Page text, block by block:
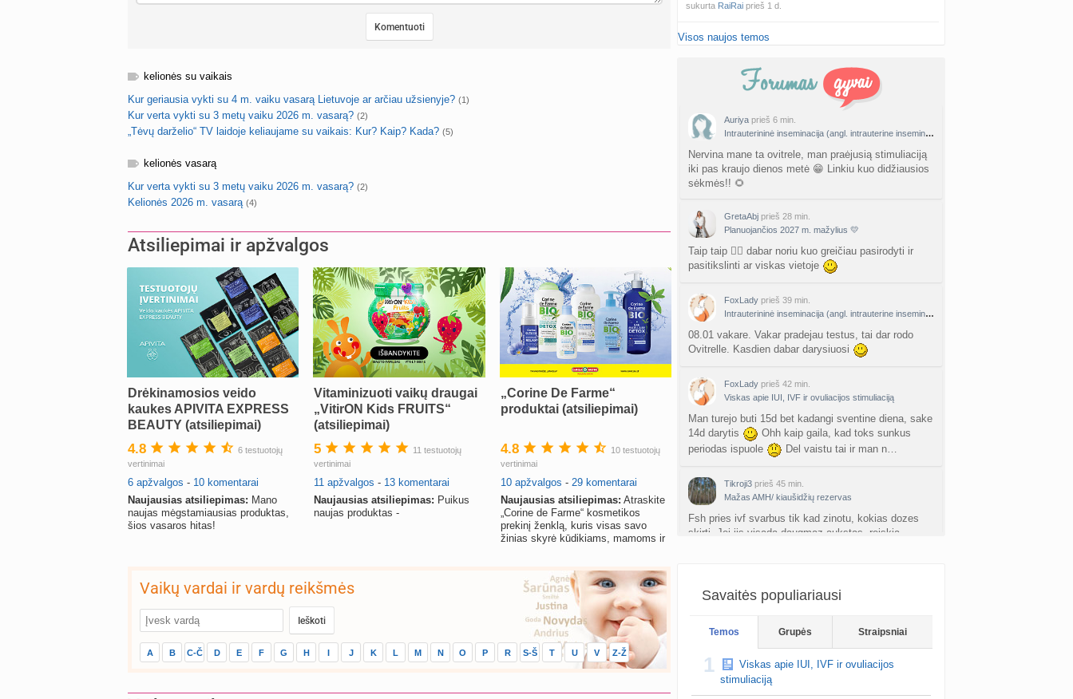
kelionės su vaikais
Kur geriausia vykti su 4 m. vaiku vasarą Lietuvoje ar arčiau užsienyje? (1)
Kur verta vykti su 3 metų vaiku 2026 m. vasarą? (2)
„Tėvų darželio“ TV laidoje keliaujame su vaikais: Kur? Kaip? Kada? (5)
kelionės vasarą
Kur verta vykti su 3 metų vaiku 2026 m. vasarą? (2)
Kelionės 2026 m. vasarą (4)
Atsiliepimai ir apžvalgos
Drėkinamosios veido
kaukes APIVITA EXPRESS
BEAUTY (atsiliepimai)
4.8
6 testuotojų
vertinimai
6 apžvalgos - 10 komentarai
Naujausias atsiliepimas: Mano
naujas mėgstamiausias produktas,
šios vasaros hitas!
Vitaminizuoti vaikų draugai
„VitirON Kids FRUITS“
(atsiliepimai)
5
11 testuotojų
vertinimai
11 apžvalgos - 13 komentarai
Naujausias atsiliepimas: Puikus
naujas produktas -
„Corine De Farme“
produktai (atsiliepimai)
4.8
10 testuotojų
vertinimai
10 apžvalgos - 29 komentarai
Naujausias atsiliepimas: Atraskite
„Corine de Farme“ kosmetikos
prekinį ženklą, kuris visas savo
žinias skyrė kūdikiams, mamoms ir
Vaikų vardai ir vardų reikšmės
A B C-Č D E F G H J K L M N O P R S-Š T U V Z-Ž
sukurta RaiRai prieš 1 d.
Pojūčiai po FET (Frozen Embryo Transfer) (+4)
Kas tai per bėrimas? (+12)
Naujagimis ir karščiais (4)
sukurtaNaujokė1 prieš 3 d.
NIPT false positive/false negative patirtys
Ar NIPT tyrimo rezultatai būna klaidingi?
atnaujintaLiiepa prieš 3 d.
sukurta Vasaris2027 prieš 3 d.
Traumatologai Šiauliuose (2)
sukurtaIngri2tii prieš 3 d.
Čakru valymas
sukurta siksnyteee prieš 3 d.
Kęstutis Šklėrius
atnaujinta gerdinas prieš 3 d.
Kovo mėnesio dvyniai
sukurta AgnieskaAdele prieš 3 d.
Anužis Jonas
sukurta babarikė
Gražiausi, rečiausi berniukų vardai :)
atnaujintaNerea prieš 4 d.
Crinone gelio (progesterono) naudojimas
Agne.baronaite
Visos naujos temos
Auriya prieš 6 min.
Intrauterininė inseminacija (angl. intrauterine insemination, IUI)
Nervina mane ta ovitrele, man praėjusią stimuliaciją
iki pas kraujo dienos metė 😁 Linkiu kuo didžiausios
sėkmės!! 🌻
GretaAbj prieš 28 min.
Planuojančios 2027 m. mažylius 💛
Taip taip 🙂‍↕️ dabar noriu kuo greičiau pasirodyti ir
pasitikslinti ar viskas vietoje
FoxLady prieš 39 min.
Intrauterininė inseminacija (angl. intrauterine insemination, IUI)
08.01 vakare. Vakar pradejau testus, tai dar rodo
Ovitrelle. Kasdien dabar darysiuosi
FoxLady prieš 42 min.
Viskas apie IUI, IVF ir ovuliacijos stimuliaciją
Man turejo buti 15d bet kadangi sventine diena, sake
14d darytis
Ohh kaip gaila, kad toks sunkus
periodas ispuole
Del vaistu tai ir man n…
Tikroji3 prieš 45 min.
Mažas AMH/ kiaušidžių rezervas
Fsh pries ivf svarbus tik kad zinotu, kokias dozes
skirti. Jei jis visada daugmaz aukstas, reiskia
Planuojančios 2027 m. mažylius 💛
Jus lyg pries kelis men jau kelete
teigiama testa.. nesekmingas buvo? :/
Savaitės populiariausi
Temos Grupės Straipsniai
1
Viskas apie IUI, IVF ir ovuliacijos
stimuliaciją